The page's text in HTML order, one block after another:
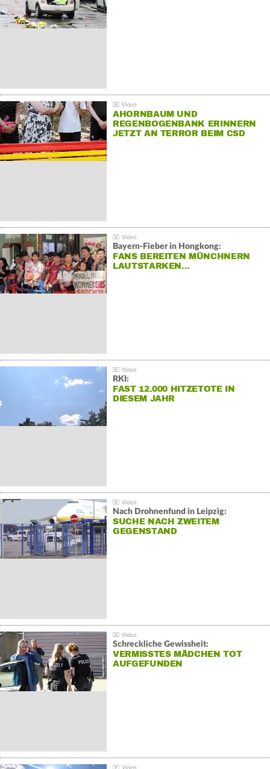
AHORNBAUM UND
REGENBOGENBANK ERINNERN
JETZT AN TERROR BEIM CSD
Bayern-Fieber in Hongkong:
FANS BEREITEN MÜNCHNERN
LAUTSTARKEN…
RKI:
FAST 12.000 HITZETOTE IN
DIESEM JAHR
Nach Drohnenfund in Leipzig:
SUCHE NACH ZWEITEM
GEGENSTAND
Schreckliche Gewissheit:
VERMISSTES MÄDCHEN TOT
AUFGEFUNDEN